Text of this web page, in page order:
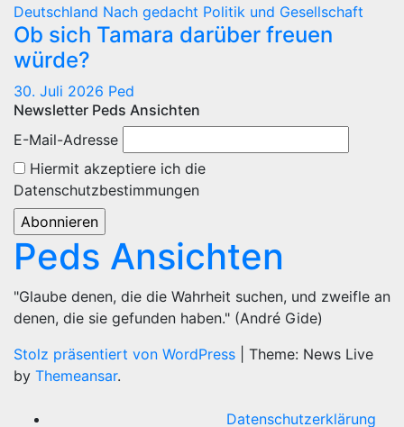
Deutschland Nach gedacht Politik und Gesellschaft
Ob sich Tamara darüber freuen
würde?
30. Juli 2026 Ped
Newsletter Peds Ansichten
E-Mail-Adresse
Hiermit akzeptiere ich die
Datenschutzbestimmungen
Peds Ansichten
"Glaube denen, die die Wahrheit suchen, und zweifle an
denen, die sie gefunden haben." (André Gide)
Stolz präsentiert von WordPress
Theme: News Live
by Themeansar.
Datenschutzerklärung